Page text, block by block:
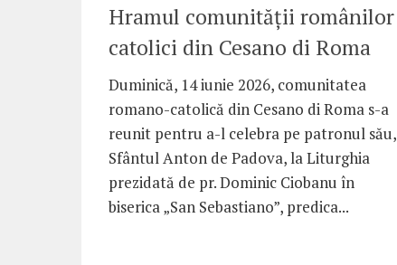
Hramul comunității românilor
catolici din Cesano di Roma
Duminică, 14 iunie 2026, comunitatea
romano-catolică din Cesano di Roma s-a
reunit pentru a-l celebra pe patronul său,
Sfântul Anton de Padova, la Liturghia
prezidată de pr. Dominic Ciobanu în
biserica „San Sebastiano”, predica...